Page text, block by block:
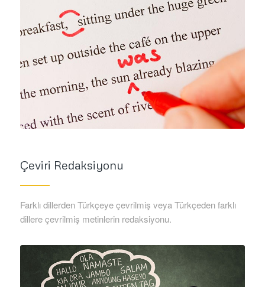
Çeviri Redaksiyonu
Farklı dillerden Türkçeye çevrilmiş veya Türkçeden farklı
dillere çevrilmiş metinlerin redaksiyonu.